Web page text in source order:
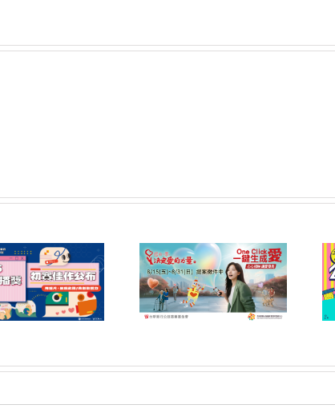
第16屆「您的一票，決定
愛的力量」公益傳播領域
提案開放公告
第七屆公益傳播獎 初賽
佳作名單公告